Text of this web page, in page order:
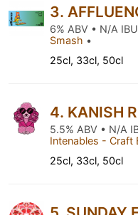
3.
6% ABV • N/A
Smash •
25cl, 33cl, 50cl
4. KANISH
5.5% ABV • N/A
Intenables - Craft
25cl, 33cl, 50cl